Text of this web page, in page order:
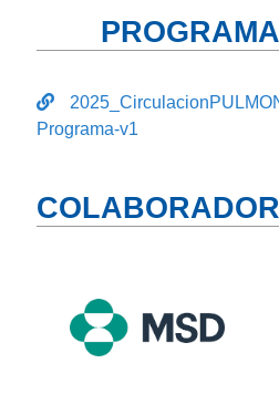
Programa-v1